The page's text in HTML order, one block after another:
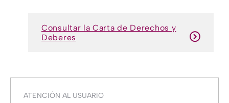
Consultar la Carta de Derechos y
Deberes
ATENCIÓN AL USUARIO